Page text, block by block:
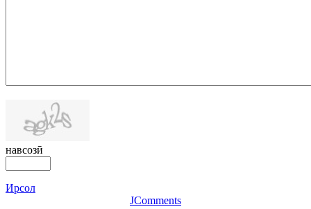
навсозӣ
Ирсол
JComments